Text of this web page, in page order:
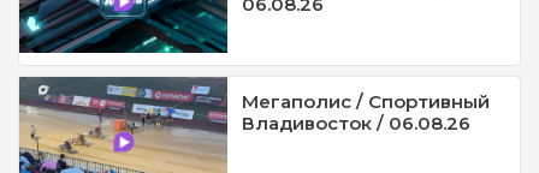
Мегаполис / Спортивный
Владивосток / 06.08.26